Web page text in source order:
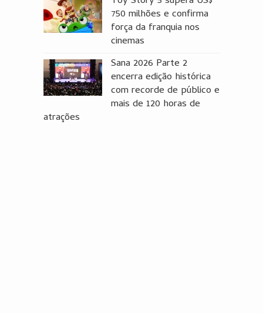
750 milhões e confirma
força da franquia nos
cinemas
Sana 2026 Parte 2
encerra edição histórica
com recorde de público e
mais de 120 horas de
atrações